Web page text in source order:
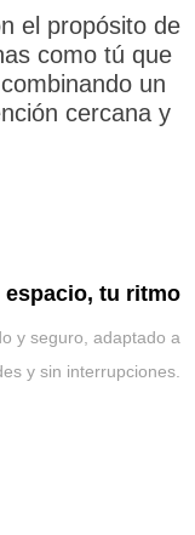
el propósito de
como tú que
un
cercana y
espacio, tu ritmo
y seguro, adaptado a
y sin interrupciones.